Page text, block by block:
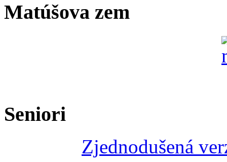
Matúšova zem
Seniori
Zjednodušená